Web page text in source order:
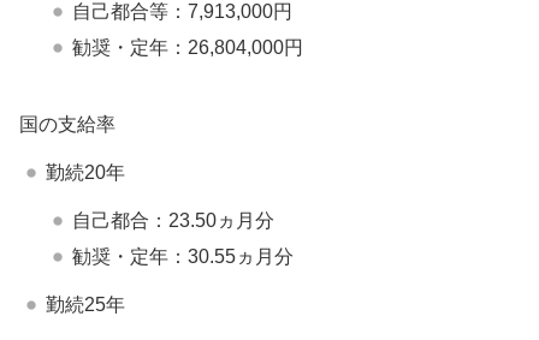
自己都合等：7,913,000円
勧奨・定年：26,804,000円
国の支給率
勤続20年
自己都合：23.50ヵ月分
勧奨・定年：30.55ヵ月分
勤続25年